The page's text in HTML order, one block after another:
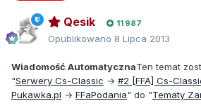
Qesik 11 987
Opublikowano 8 Lipca 2013
Wiadomość AutomatycznaTen temat
"Serwery Cs-Classic → #2 [FFA] Cs-
Pukawka.pl → FFaPodania" do "Tematy